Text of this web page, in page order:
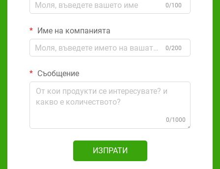
0/100
Име на компанията
0/200
Съобщение
0/1000
ИЗПРАТИ